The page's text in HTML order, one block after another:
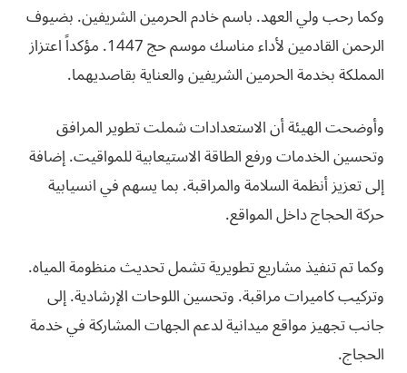
وكما رحب ولي العهد. باسم خادم الحرمين الشريفين. بضيوف
الرحمن القادمين لأداء مناسك موسم حج 1447. مؤكداً اعتزاز
المملكة بخدمة الحرمين الشريفين والعناية بقاصديهما.
وأوضحت الهيئة أن الاستعدادات شملت تطوير المرافق
وتحسين الخدمات ورفع الطاقة الاستيعابية للمواقيت. إضافة
إلى تعزيز أنظمة السلامة والمراقبة. بما يسهم في انسيابية
حركة الحجاج داخل المواقع.
وكما تم تنفيذ مشاريع تطويرية تشمل تحديث منظومة المياه.
وتركيب كاميرات مراقبة. وتحسين اللوحات الإرشادية. إلى
جانب تجهيز مواقع ميدانية لدعم الجهات المشاركة في خدمة
الحجاج.